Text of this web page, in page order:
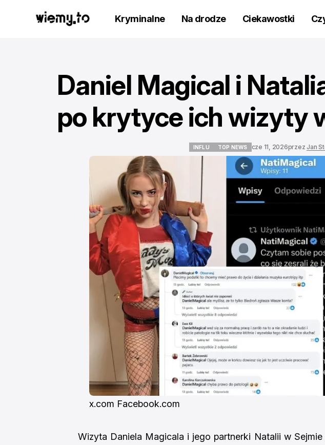
Kryminalne Na drodze Ciekawostki
Daniel Magical i
po krytyce ich wizyty
INFLU TOP NEWS cze 11, 2026przez Jan
x.com Facebook.com
Wizyta Daniela Magicala i jego partnerki Natalii w Sejmie